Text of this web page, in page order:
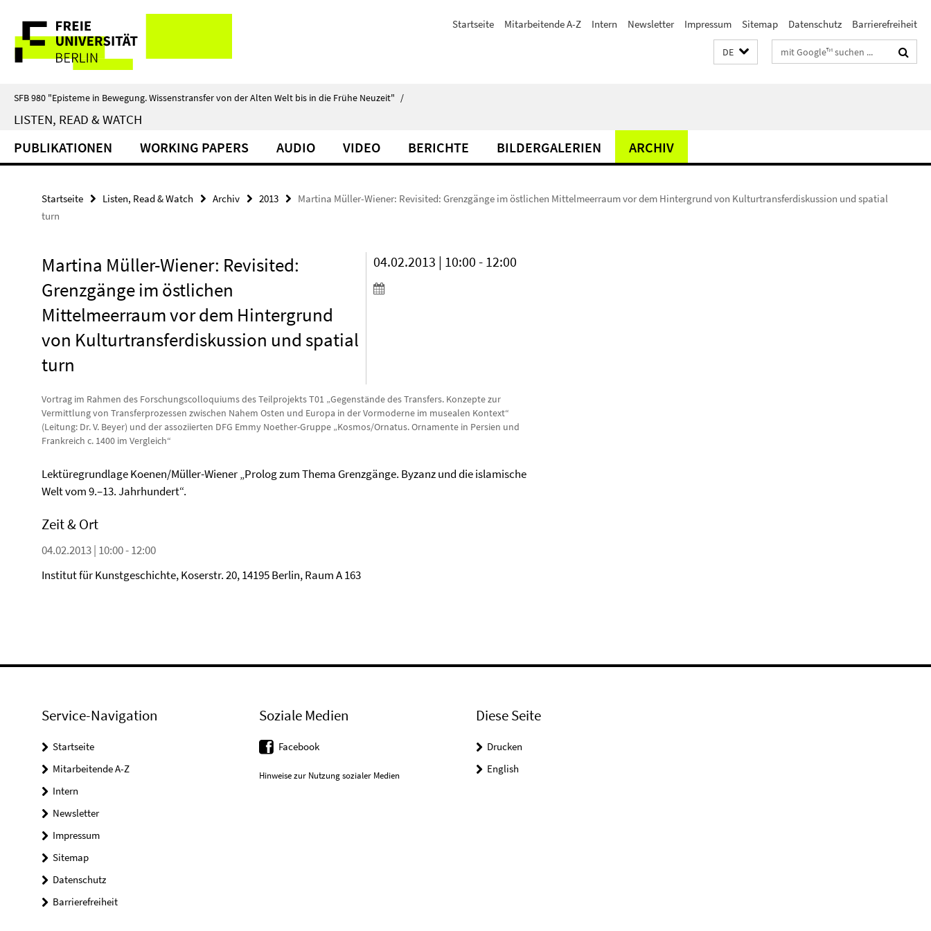
direkt
Inhalt
Service-
Navigation
Startseite Mitarbeitende A-Z Intern Newsletter Impressum Sitemap Datenschutz Barrierefreiheit
DE Suchbegriffe
SFB 980 "Episteme in Bewegung. Wissenstransfer von der Alten Welt bis in die Frühe Neuzeit" /
LISTEN, READ & WATCH
PUBLIKATIONEN WORKING PAPERS AUDIO VIDEO BERICHTE BILDERGALERIEN ARCHIV
Startseite Listen, Read & Watch Archiv 2013
Martina Müller-Wiener: Revisited: Grenzgänge im östlichen Mittelmeerraum vor dem Hintergrund von Kulturtransferdiskussion und spatial
turn
Martina Müller-Wiener: Revisited:
Grenzgänge im östlichen
Mittelmeerraum vor dem Hintergrund
von Kulturtransferdiskussion und spatial
turn
04.02.2013 | 10:00 - 12:00
Vortrag im Rahmen des Forschungscolloquiums des Teilprojekts T01 „Gegenstände des Transfers. Konzepte zur
Vermittlung von Transferprozessen zwischen Nahem Osten und Europa in der Vormoderne im musealen Kontext“
(Leitung: Dr. V. Beyer) und der assoziierten DFG Emmy Noether-Gruppe „Kosmos/Ornatus. Ornamente in Persien und
Frankreich c. 1400 im Vergleich“
Lektüregrundlage Koenen/Müller-Wiener „Prolog zum Thema Grenzgänge. Byzanz und die islamische
Welt vom 9.–13. Jahrhundert“.
Zeit & Ort
04.02.2013 | 10:00 - 12:00
Institut für Kunstgeschichte, Koserstr. 20, 14195 Berlin, Raum A 163
Service-Navigation
Startseite
Mitarbeitende A-Z
Intern
Newsletter
Impressum
Sitemap
Datenschutz
Barrierefreiheit
Soziale Medien
Facebook
Hinweise zur Nutzung sozialer Medien
Diese Seite
Drucken
English